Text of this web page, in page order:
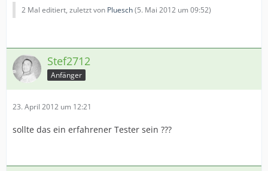
2 Mal editiert, zuletzt von Pluesch(5. Mai 2012 um 09:52)
Stef2712
Anfänger
23. April 2012 um 12:21
sollte das ein erfahrener Tester sein ???